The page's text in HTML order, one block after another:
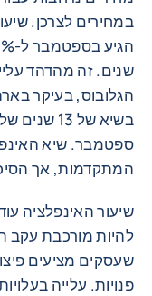
במחירים לצרכן.
שנים. זה מהדהד
הגלובוס, בעיקר
ספטמבר. שיא
המתקדמות, אך
שיעור האינפלציה
להיות מורכבת עקב
שעסקים מציעים
פנויות. עלייה